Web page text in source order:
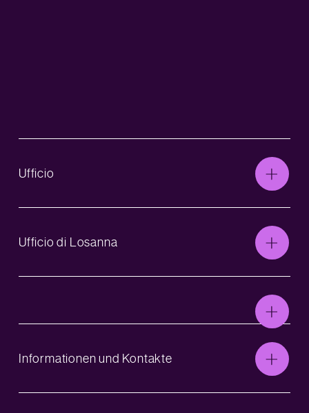
Ufficio
Ufficio di Losanna
Informationen und Kontakte